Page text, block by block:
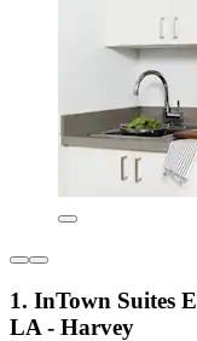
1. InTown Suites
LA - Harvey